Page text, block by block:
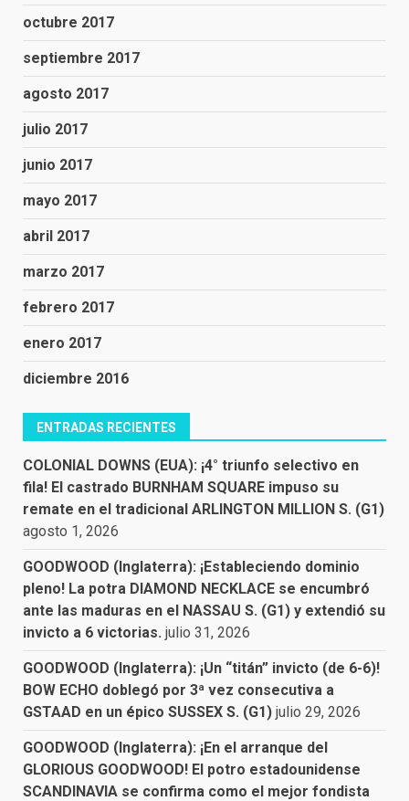
octubre 2017
septiembre 2017
agosto 2017
julio 2017
junio 2017
mayo 2017
abril 2017
marzo 2017
febrero 2017
enero 2017
diciembre 2016
ENTRADAS RECIENTES
COLONIAL DOWNS (EUA): ¡4° triunfo selectivo en
fila! El castrado BURNHAM SQUARE impuso su
remate en el tradicional ARLINGTON MILLION S. (G1)
agosto 1, 2026
GOODWOOD (Inglaterra): ¡Estableciendo dominio
pleno! La potra DIAMOND NECKLACE se encumbró
ante las maduras en el NASSAU S. (G1) y extendió su
invicto a 6 victorias. julio 31, 2026
GOODWOOD (Inglaterra): ¡Un “titán” invicto (de 6-6)!
BOW ECHO doblegó por 3ª vez consecutiva a
GSTAAD en un épico SUSSEX S. (G1) julio 29, 2026
GOODWOOD (Inglaterra): ¡En el arranque del
GLORIOUS GOODWOOD! El potro estadounidense
SCANDINAVIA se confirma como el mejor fondista